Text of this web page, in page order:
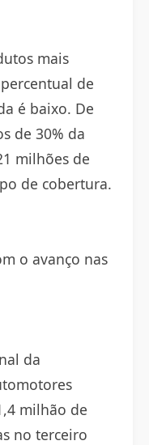
mais
de
é baixo. De
de 30% da
milhões de
de cobertura.
o avanço nas
da
milhão de
no terceiro